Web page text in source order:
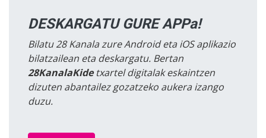
DESKARGATU GURE APPa!
Bilatu 28 Kanala zure Android eta iOS aplikazio
bilatzailean eta deskargatu. Bertan
28KanalaKidetxartel digitalak eskaintzen
dizuten abantailez gozatzeko aukera izango
duzu.